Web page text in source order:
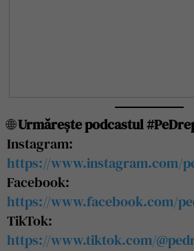
🌐Urmărește podcastul
Instagram:
https://www.instagram.com/
Facebook:
https://www.facebook.com/
TikTok:
https://www.tiktok.com/